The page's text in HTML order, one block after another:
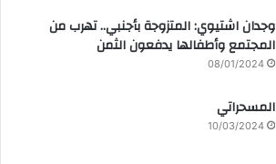
وجدان اشتيوي: المتزوجة بأجنبي.. تهرب من
المجتمع وأطفالها يدفعون الثمن
08/01/2024
المسحراتي
10/03/2024